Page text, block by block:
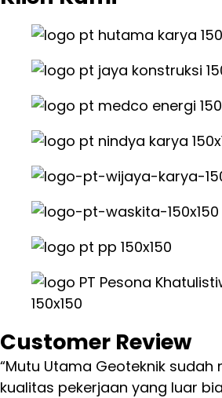
Customer Review
“Mutu Utama Geoteknik sudah
kualitas pekerjaan yang luar